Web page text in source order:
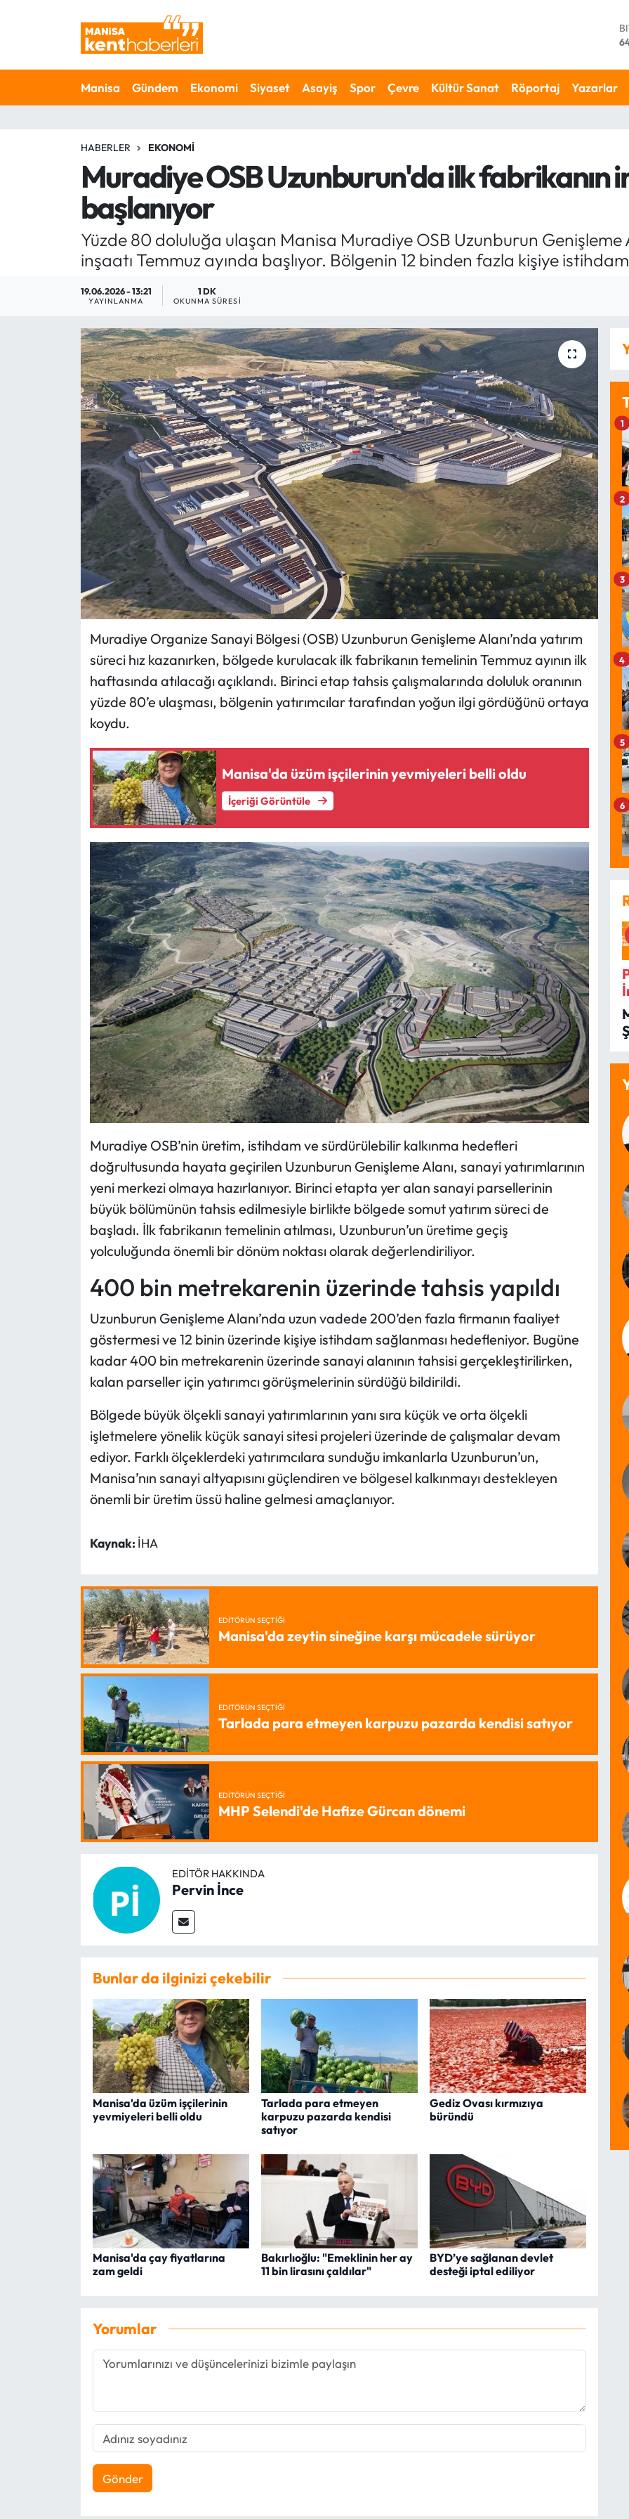
Manisa Gündem Ekonomi Siyaset Asayiş Spor Çevre Kültür Sanat Röportaj Yazarlar
HABERLER EKONOMI
Muradiye OSB Uzunburun'da ilk fabrikanın
başlanıyor
Yüzde 80 doluluğa ulaşan Manisa Muradiye OSB Uzunburun Genişleme
inşaatı Temmuz ayında başlıyor. Bölgenin 12 binden fazla kişiye
19.06.2026 - 13:21
YAYINLANMA
1 DK
OKUNMA SÜRESI
Muradiye Organize Sanayi Bölgesi (OSB) Uzunburun Genişleme Alanı’nda yatırım
süreci hız kazanırken, bölgede kurulacak ilk fabrikanın temelinin Temmuz ayının ilk
haftasında atılacağı açıklandı. Birinci etap tahsis çalışmalarında doluluk oranının
yüzde 80’e ulaşması, bölgenin yatırımcılar tarafından yoğun ilgi gördüğünü ortaya
koydu.
Manisa'da üzüm işçilerinin yevmiyeleri belli oldu
İçeriği Görüntüle
Muradiye OSB’nin üretim, istihdam ve sürdürülebilir kalkınma hedefleri
doğrultusunda hayata geçirilen Uzunburun Genişleme Alanı, sanayi yatırımlarının
yeni merkezi olmaya hazırlanıyor. Birinci etapta yer alan sanayi parsellerinin
büyük bölümünün tahsis edilmesiyle birlikte bölgede somut yatırım süreci de
başladı. İlk fabrikanın temelinin atılması, Uzunburun’un üretime geçiş
yolculuğunda önemli bir dönüm noktası olarak değerlendiriliyor.
400 bin metrekarenin üzerinde tahsis yapıldı
Uzunburun Genişleme Alanı’nda uzun vadede 200’den fazla firmanın faaliyet
göstermesi ve 12 binin üzerinde kişiye istihdam sağlanması hedefleniyor. Bugüne
kadar 400 bin metrekarenin üzerinde sanayi alanının tahsisi gerçekleştirilirken,
kalan parseller için yatırımcı görüşmelerinin sürdüğü bildirildi.
Bölgede büyük ölçekli sanayi yatırımlarının yanı sıra küçük ve orta ölçekli
işletmelere yönelik küçük sanayi sitesi projeleri üzerinde de çalışmalar devam
ediyor. Farklı ölçeklerdeki yatırımcılara sunduğu imkanlarla Uzunburun’un,
Manisa’nın sanayi altyapısını güçlendiren ve bölgesel kalkınmayı destekleyen
önemli bir üretim üssü haline gelmesi amaçlanıyor.
Kaynak: İHA
EDITÖRÜN SEÇTIĞI
Manisa'da zeytin sineğine karşı mücadele sürüyor
EDITÖRÜN SEÇTIĞI
Tarlada para etmeyen karpuzu pazarda kendisi satıyor
EDITÖRÜN SEÇTIĞI
MHP Selendi'de Hafize Gürcan dönemi
EDITÖR HAKKINDA
Pervin İnce
Bunlar da ilginizi çekebilir
Manisa'da üzüm işçilerinin
yevmiyeleri belli oldu
Tarlada para etmeyen
karpuzu pazarda kendisi
satıyor
Gediz Ovası kırmızıya
büründü
Manisa'da çay fiyatlarına
zam geldi
Bakırlıoğlu: "Emeklinin her ay
11 bin lirasını çaldılar"
BYD’ye sağlanan devlet
desteği iptal ediliyor
Yorumlar
Gönder
1
2
3
4
5
6
Ahmetli Hava Durumu
Ahmetli Trafik Yoğunluk Haritası
Son Dakika Haberleri
Haber Arşivi